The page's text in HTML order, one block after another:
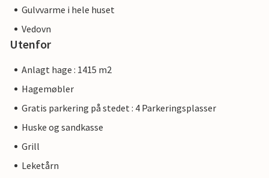
Gulvvarme i hele huset
Vedovn
Utenfor
Anlagt hage : 1415 m2
Hagemøbler
Gratis parkering på stedet : 4 Parkeringsplasser
Huske og sandkasse
Grill
Leketårn